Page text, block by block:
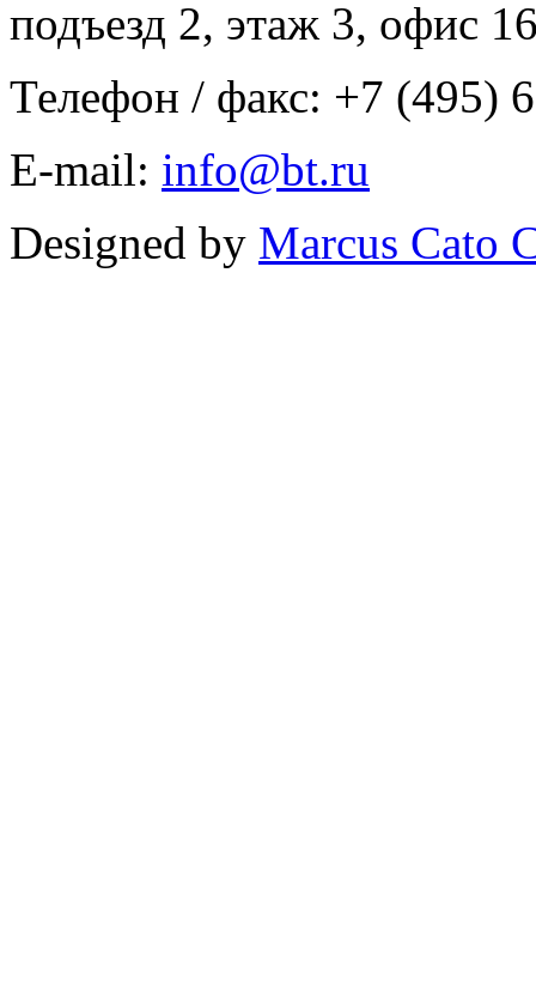
подъезд 2, этаж 3, офис
Телефон / факс: +7 (495)
E-mail: info@bt.ru
Designed by Marcus Cato